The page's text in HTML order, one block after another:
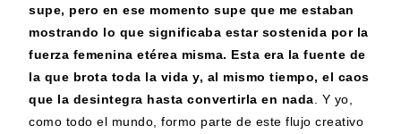
supe, pero en ese momento supe que me estaban
mostrando lo que significaba estar sostenida por la
fuerza femenina etérea misma. Esta era la fuente de
la que brota toda la vida y, al mismo tiempo, el caos
que la desintegra hasta convertirla en nada. Y yo,
como todo el mundo, formo parte de este flujo creativo